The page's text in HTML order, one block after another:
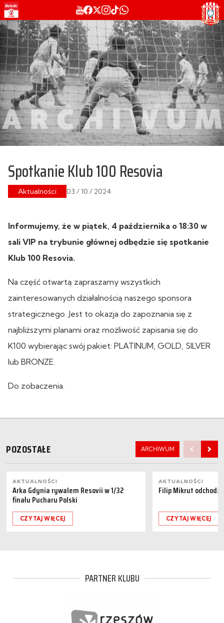
Spotkanie Klub 100 Resovia
Aktualności 03 / 10 / 2024
Informujemy, że w piątek, 4 października o 18:30 w
sali VIP na trybunie głównej odbędzie się spotkanie
Klub 100 Resovia.
Na część otwartą zapraszamy wszystkich
zainteresowanych działalnością naszego sponsora
strategicznego. Jest to okazja do zapoznania się z
najbliższymi planami oraz możliwość zapisania się do
K100 wybierając swój pakiet: PLATINUM, GOLD, SILVER
lub BRONZE.
Do zobaczenia.
POZOSTAŁE ARCHIWUM
AKTUALNOŚCI
Arka Gdynia rywalem Resovii w 1/32
finału Pucharu Polski
CZYTAJ WIĘCEJ
AKTUALNOŚCI
Filip Mikrut
CZYTAJ WIĘCEJ
PARTNER KLUBU